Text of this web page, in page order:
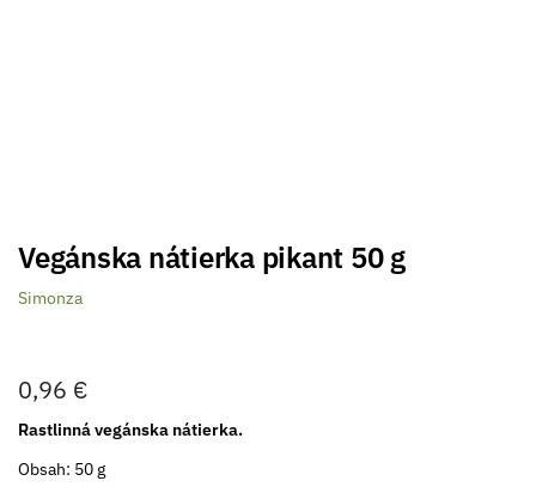
Vegánska nátierka pikant 50 g
Simonza
0,96 €
Rastlinná vegánska nátierka.
Obsah: 50 g